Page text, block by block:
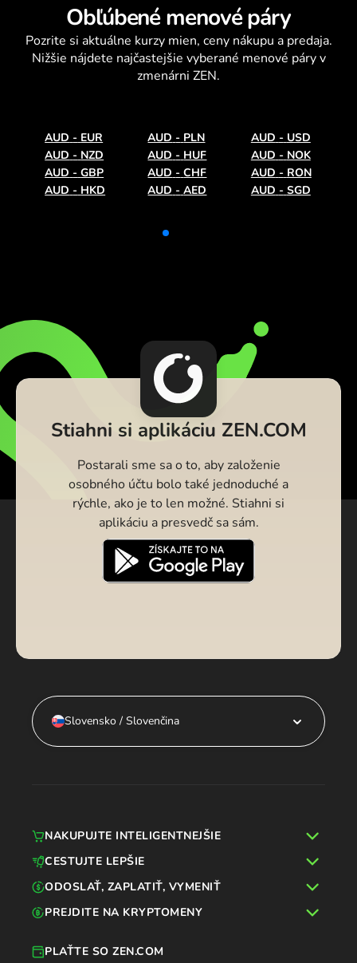
Obľúbené menové páry
Pozrite si aktuálne kurzy mien, ceny nákupu a predaja.
Nižšie nájdete najčastejšie vyberané menové páry v
zmenárni ZEN.
AUD - EUR AUD - PLN AUD - USD
AUD - NZD AUD - HUF AUD - NOK
AUD - GBP AUD - CHF AUD - RON
AUD - HKD AUD - AED AUD - SGD
Stiahni si aplikáciu ZEN.COM
Postarali sme sa o to, aby založenie
osobného účtu bolo také jednoduché a
rýchle, ako je to len možné. Stiahni si
aplikáciu a presvedč sa sám.
Slovensko / Slovenčina
PLAŤTE SO ZEN.COM
NAKUPUJTE INTELIGENTNEJŠIE
CESTUJTE LEPŠIE
ODOSLAŤ, ZAPLATIŤ, VYMENIŤ
PREJDITE NA KRYPTOMENY